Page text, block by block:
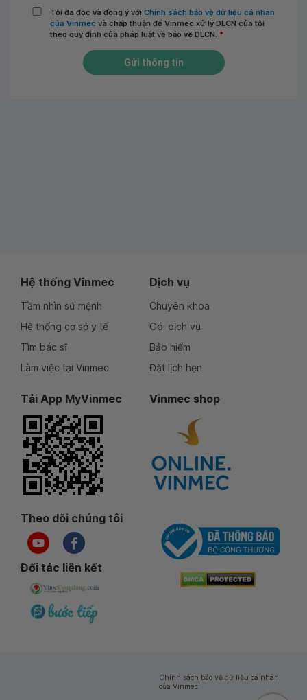
Tôi đã đọc và đồng ý với Chính sách bảo vệ dữ liệu cá nhân
của Vinmec và chấp thuận để Vinmec xử lý DLCN của tôi
theo quy định của pháp luật về bảo vệ DLCN. *
Gửi thông tin
Hệ thống Vinmec
Tầm nhìn sứ mệnh
Hệ thống cơ sở y tế
Tìm bác sĩ
Làm việc tại Vinmec
Dịch vụ
Chuyên khoa
Gói dịch vụ
Bảo hiểm
Đặt lịch hẹn
Tải App MyVinmec Vinmec shop
Theo dõi chúng tôi
Đối tác liên kết
Chính sách bảo vệ dữ liệu cá nhân
của Vinmec